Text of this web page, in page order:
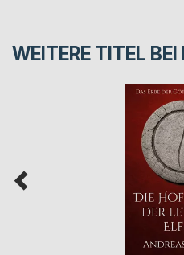
WEITERE TITEL BEI